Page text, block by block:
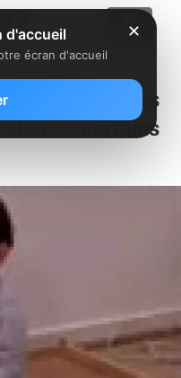
entraînent des
certains
✕
d'accueil
écran d'accueil